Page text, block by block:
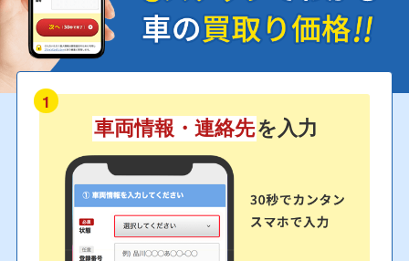
1
車両情報・連絡先を入力